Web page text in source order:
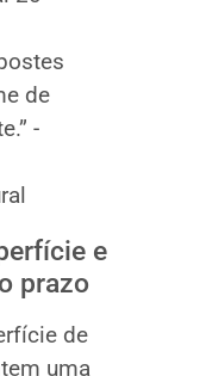
de
-
e
prazo
de
uma